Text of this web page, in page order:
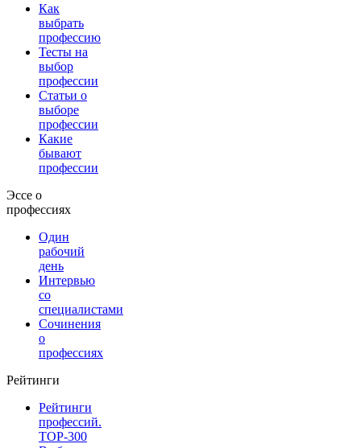
Как
выбрать
профессию
Тесты на
выбор
профессии
Статьи о
выборе
профессии
Какие
бывают
профессии
Эссе о
профессиях
Один
рабочий
день
Интервью
со
специалистами
Сочинения
о
профессиях
Рейтинги
Рейтинги
профессий.
TOP-300